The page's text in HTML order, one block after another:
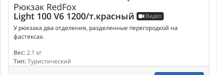
Рюкзак RedFox
Light 100 V6 1200/т.красный Видео
У рюкзака два отделения, разделенные перегородкой на
фастексах.
Вес:2.1 кг
Тип:Туристический